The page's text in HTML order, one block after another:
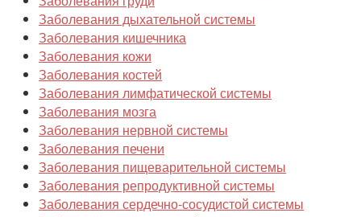
Заболевания кожи
Заболевания костей
Заболевания лимфатической системы
Заболевания мозга
Заболевания нервной системы
Заболевания печени
Заболевания пищеварительной системы
Заболевания репродуктивной системы
Заболевания сердечно-сосудистой системы
Заболевания эндокринной системы
Злокачественная опухоль
Метастазы